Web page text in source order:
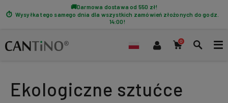
Ekologiczne sztućce
Darmowa dostawa od 550 zł!
Wysyłka tego samego dnia dla wszystkich zamówień złożonych do godz.
14:00!